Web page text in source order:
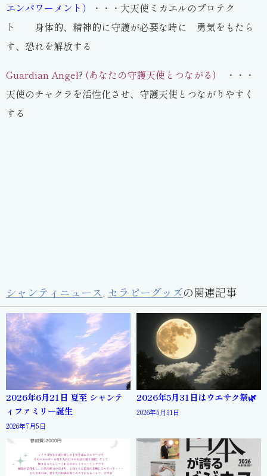
エンパワーメント）
・・・大天使ミカエルのプロテク
ト 身体的、精神的に守護が必要な時に 勇気をもたら
す、恐れを解放する
Guardian Angel? (あなたの守護天使とつながる)
・・・
天使のチャクラを活性化させ、守護天使とつながりやすく
する
シャンティニュース, セラピーグッズの関連記事
2026年6月21日 夏至 シャンテ
ィファミリー誕生
2026年7月5日
2026年5月31日はウエサク祭🌿
2026年5月31日